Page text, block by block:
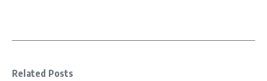
Related Posts